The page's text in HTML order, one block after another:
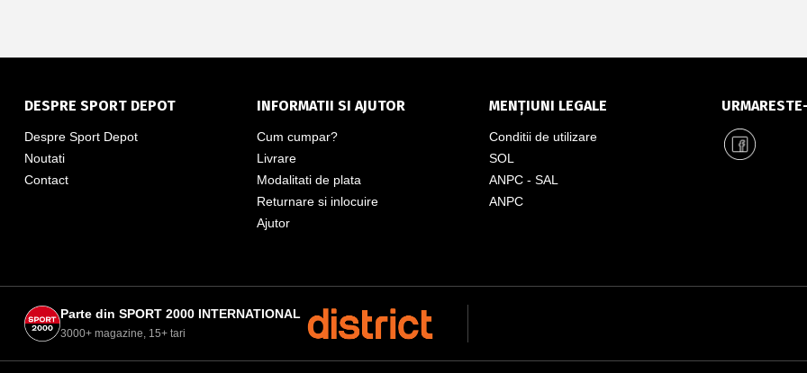
DESPRE SPORT DEPOT
Despre Sport Depot
Noutati
Contact
INFORMATII SI AJUTOR
Cum cumpar?
Livrare
Modalitati de plata
Returnare si inlocuire
Ajutor
MENȚIUNI LEGALE
Conditii de utilizare
SOL
ANPC - SAL
ANPC
Parte din SPORT 2000 INTERNATIONAL
3000+ magazine, 15+ tari